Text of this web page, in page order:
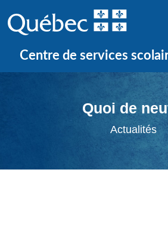
Centre de services
Quoi de
Actualités